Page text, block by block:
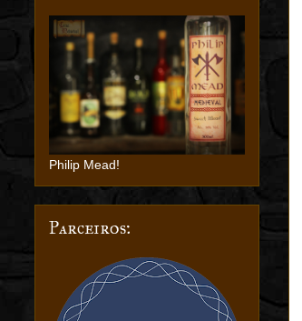
Philip Mead!
Parceiros: